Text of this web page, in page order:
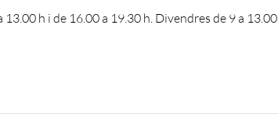
h i de 16.00 a 19.30 h. Divendres de 9 a 13.00